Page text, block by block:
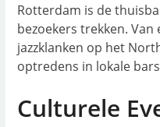
Rotterdam is de
bezoekers trekken.
jazzklanken op het
optredens in lokale
Culturele